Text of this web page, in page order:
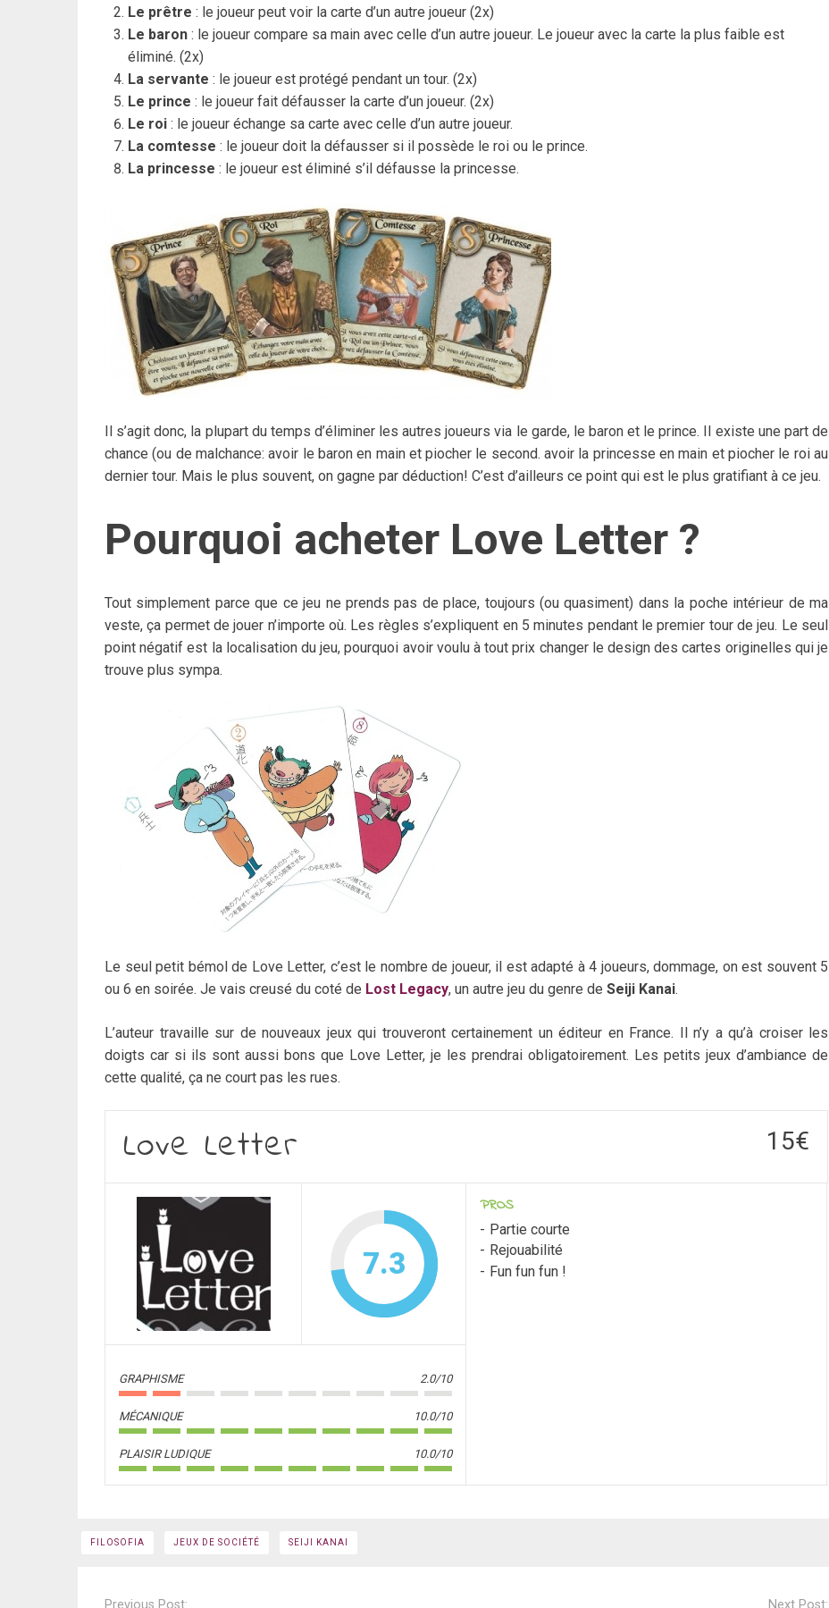
Le prêtre : le joueur peut voir la carte d’un autre joueur (2x)
Le baron: le joueur compare sa main avec celle d’un autre joueur. Le joueur avec la carte la plus faible est
éliminé. (2x)
La servante : le joueur est protégé pendant un tour. (2x)
Le prince : le joueur fait défausser la carte d’un joueur. (2x)
Le roi: le joueur échange sa carte avec celle d’un autre joueur.
La comtesse : le joueur doit la défausser si il possède le roi ou le prince.
La princesse : le joueur est éliminé s’il défausse la princesse.
Il s’agit donc, la plupart du temps d’éliminer les autres joueurs via le garde, le baron et le prince. Il existe une part de
chance (ou de malchance: avoir le baron en main et piocher le second. avoir la princesse en main et piocher le roi au
dernier tour. Mais le plus souvent, on gagne par déduction! C’est d’ailleurs ce point qui est le plus gratifiant à ce jeu.
Pourquoi acheter Love Letter ?
Tout simplement parce que ce jeu ne prends pas de place, toujours (ou quasiment) dans la poche intérieur de ma
veste, ça permet de jouer n’importe où. Les règles s’expliquent en 5 minutes pendant le premier tour de jeu. Le seul
point négatif est la localisation du jeu, pourquoi avoir voulu à tout prix changer le design des cartes originelles qui je
trouve plus sympa.
Le seul petit bémol de Love Letter, c’est le nombre de joueur, il est adapté à 4 joueurs, dommage, on est souvent 5
ou 6 en soirée. Je vais creusé du coté de Lost Legacy, un autre jeu du genre de Seiji Kanai.
L’auteur travaille sur de nouveaux jeux qui trouveront certainement un éditeur en France. Il n’y a qu’à croiser les
doigts car si ils sont aussi bons que Love Letter, je les prendrai obligatoirement. Les petits jeux d’ambiance de
cette qualité, ça ne court pas les rues.
Love Letter 15€
7.3
GRAPHISME 2.0/10
MÉCANIQUE 10.0/10
PLAISIR LUDIQUE 10.0/10
PROS
Partie courte
Rejouabilité
Fun fun fun !
FILOSOFIA JEUX DE SOCIÉTÉ SEIJI KANAI
navigation
Previous Post: Next Post: